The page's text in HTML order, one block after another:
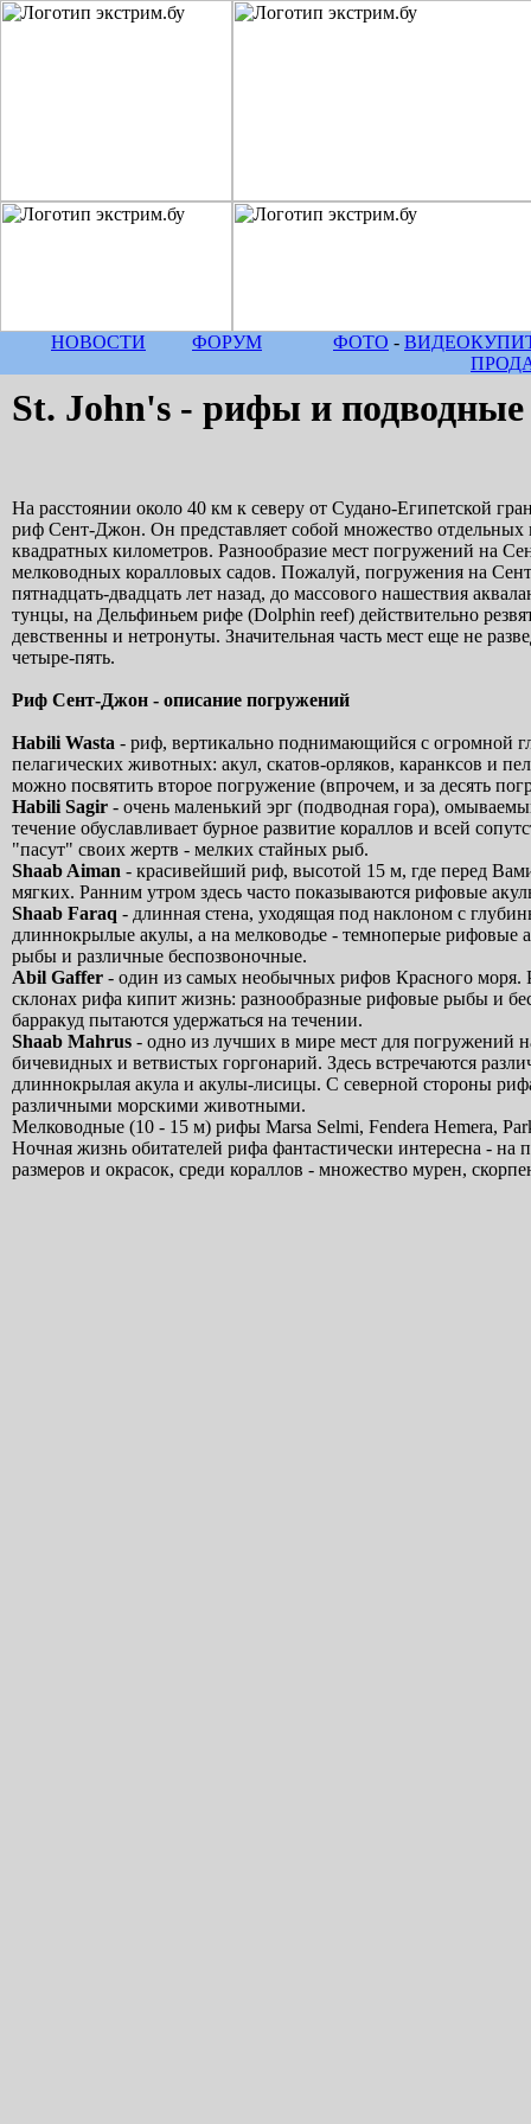
НОВОСТИ ФОРУМ ФОТО - ВИДЕО
St. John's - рифы и
На расстоянии около 40 км к северу от Судано-Египетской
риф Сент-Джон. Он представляет собой множество
квадратных километров. Разнообразие мест погружений на
мелководных коралловых садов. Пожалуй, погружения на
пятнадцать-двадцать лет назад, до массового нашествия
тунцы, на Дельфиньем рифе (Dolphin reef) действительно
девственны и нетронуты. Значительная часть мест еще не
четыре-пять.
Риф Сент-Джон - описание погружений
Habili Wasta - риф, вертикально поднимающийся с огромной
пелагических животных: акул, скатов-орляков, каранксов и
можно посвятить второе погружение (впрочем, и за десять
Habili Sagir - очень маленький эрг (подводная гора),
течение обуславливает бурное развитие кораллов и всей
"пасут" своих жертв - мелких стайных рыб.
Shaab Aiman - красивейший риф, высотой 15 м, где перед
мягких. Ранним утром здесь часто показываются рифовые
Shaab Faraq - длинная стена, уходящая под наклоном с
длиннокрылые акулы, а на мелководье - темноперые рифовые
рыбы и различные беспозвоночные.
Abil Gaffer - один из самых необычных рифов Красного
склонах рифа кипит жизнь: разнообразные рифовые рыбы и
барракуд пытаются удержаться на течении.
Shaab Mahrus - одно из лучших в мире мест для погружений
бичевидных и ветвистых горгонарий. Здесь встречаются
длиннокрылая акула и акулы-лисицы. С северной стороны
различными морскими животными.
Мелководные (10 - 15 м) рифы Marsa Selmi, Fendera Hemera,
Ночная жизнь обитателей рифа фантастически интересна -
размеров и окрасок, среди кораллов - множество мурен,